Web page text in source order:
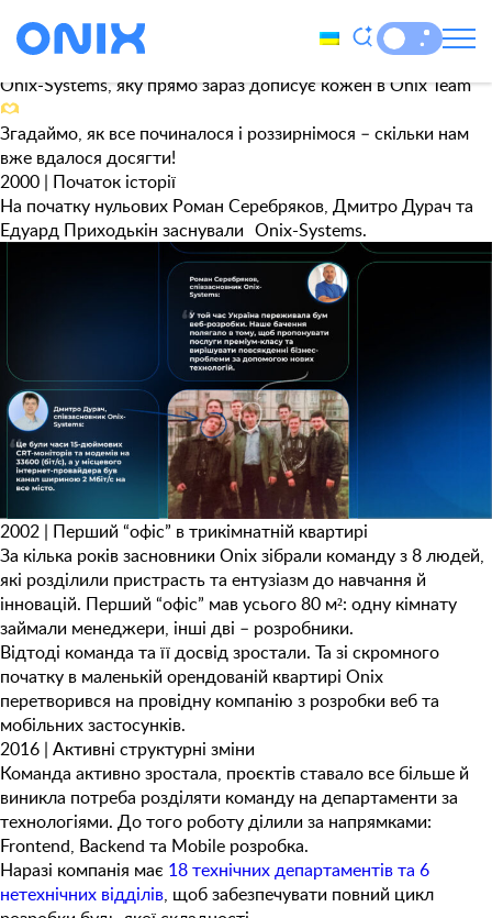
Січень – час нових починань! А для нас – ще й нагадування
про великий старт. Адже 25 років тому почалася історія
Onix-Systems, яку прямо зараз дописує кожен в Onix Team
Згадаймо, як все починалося і роззирнімося – скільки нам
вже вдалося досягти!
2000 | Початок історії
На початку нульових Роман Серебряков, Дмитро Дурач та
Едуард Приходькін заснували Onix-Systems.
2002 | Перший “офіс” в трикімнатній квартирі
За кілька років засновники Onix зібрали команду з 8 людей,
які розділили пристрасть та ентузіазм до навчання й
інновацій. Перший “офіс” мав усього 80 м²: одну кімнату
займали менеджери, інші дві – розробники.
Відтоді команда та її досвід зростали. Та зі скромного
початку в маленькій орендованій квартирі Onix
перетворився на провідну компанію з розробки веб та
мобільних застосунків.
2016 | Активні структурні зміни
Команда активно зростала, проєктів ставало все більше й
виникла потреба розділяти команду на департаменти за
технологіями. До того роботу ділили за напрямками:
Frontend, Backend та Mobile розробка.
Наразі компанія має 18 технічних департаментів та 6
нетехнічних відділів, щоб забезпечувати повний цикл